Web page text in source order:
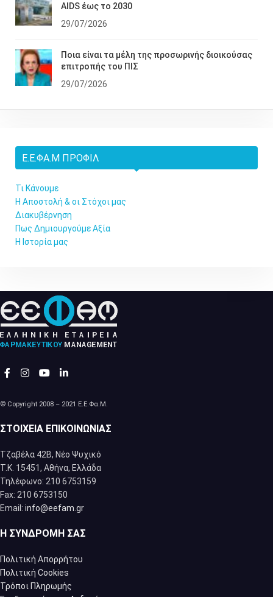
AIDS έως το 2030
29/07/2026
Ποια είναι τα μέλη της προσωρινής διοικούσας
επιτροπής του ΠΙΣ
29/07/2026
Ε.Ε.ΦΑ.Μ ΠΡΟΦΊΛ
Τι Κάνουμε
Η Αποστολή & οι Στόχοι μας
Διακυβέρνηση
Πως Δημιουργούμε Αξία
Η Ιστορία μας
© Copyright 2008 – 2021 Ε.Ε.Φα.Μ.
ΣΤΟΙΧΕΊΑ ΕΠΙΚΟΙΝΩΝΊΑΣ
Τζαβέλα 42Β, Νέο Ψυχικό
Τ.Κ. 15451, Αθήνα, Eλλάδα
Τηλέφωνο: 210 6753159
Fax: 210 6753150
Email: info@eefam.gr
Η ΣΥΝΔΡΟΜΉ ΣΑΣ
Πολιτική Απορρήτου
Πολιτική Cookies
Τρόποι Πληρωμής